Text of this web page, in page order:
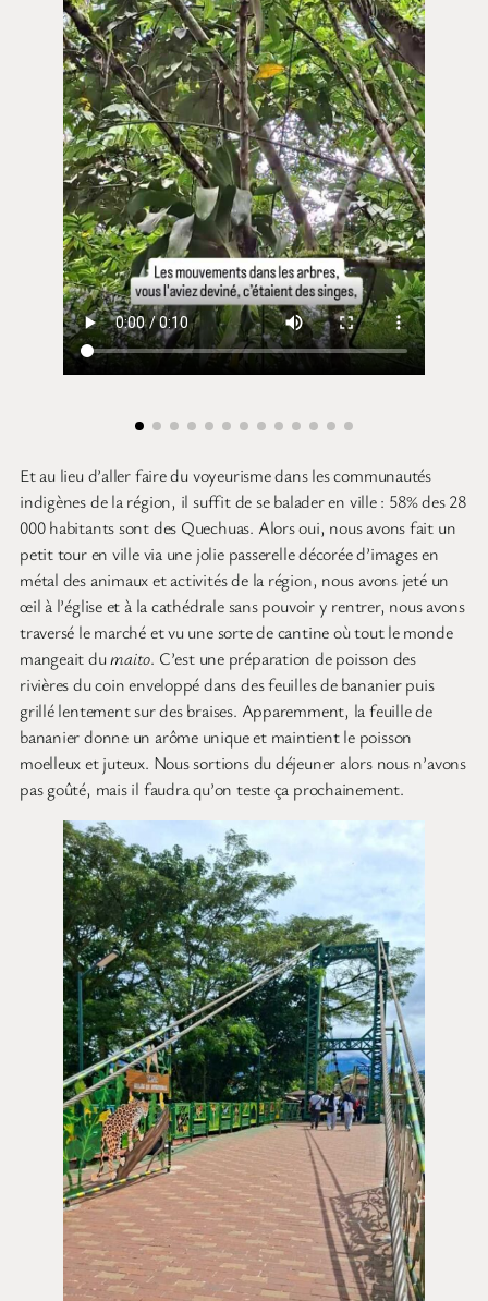
Et au lieu d’aller faire du voyeurisme dans les communautés
indigènes de la région, il suffit de se balader en ville : 58% des 28
000 habitants sont des Quechuas. Alors oui, nous avons fait un
petit tour en ville via une jolie passerelle décorée d’images en
métal des animaux et activités de la région, nous avons jeté un
œil à l’église et à la cathédrale sans pouvoir y rentrer, nous avons
traversé le marché et vu une sorte de cantine où tout le monde
mangeait dumaito. C’est une préparation de poisson des
rivières du coin enveloppé dans des feuilles de bananier puis
grillé lentement sur des braises. Apparemment, la feuille de
bananier donne un arôme unique et maintient le poisson
moelleux et juteux. Nous sortions du déjeuner alors nous n’avons
pas goûté, mais il faudra qu’on teste ça prochainement.